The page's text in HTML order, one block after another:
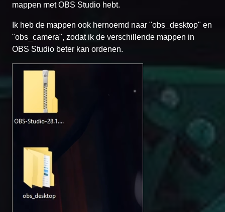
mappen met OBS Studio hebt.
Ik heb de mappen ook hernoemd naar "obs_desktop" en
"obs_camera", zodat ik de verschillende mappen in
OBS Studio beter kan ordenen.